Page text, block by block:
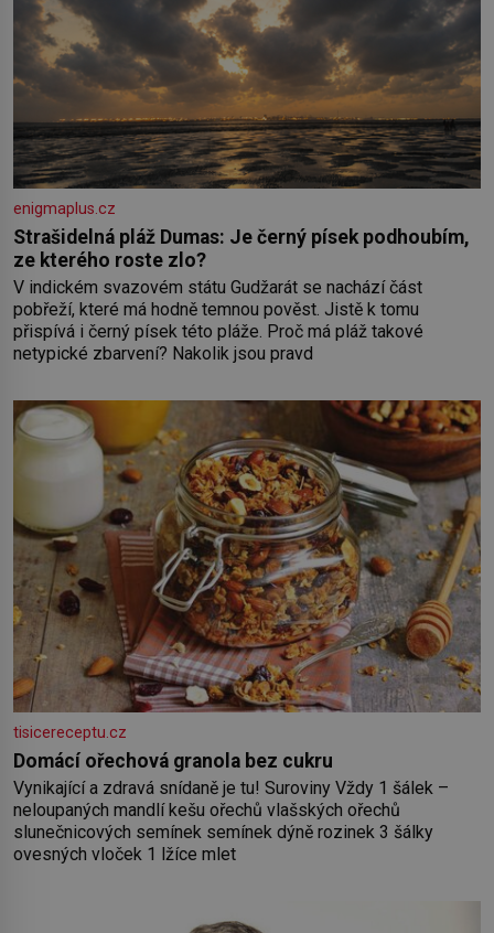
enigmaplus.cz
Strašidelná pláž Dumas: Je černý písek podhoubím,
ze kterého roste zlo?
V indickém svazovém státu Gudžarát se nachází část
pobřeží, které má hodně temnou pověst. Jistě k tomu
přispívá i černý písek této pláže. Proč má pláž takové
netypické zbarvení? Nakolik jsou pravd
tisicereceptu.cz
Domácí ořechová granola bez cukru
Vynikající a zdravá snídaně je tu! Suroviny Vždy 1 šálek –
neloupaných mandlí kešu ořechů vlašských ořechů
slunečnicových semínek semínek dýně rozinek 3 šálky
ovesných vloček 1 lžíce mlet